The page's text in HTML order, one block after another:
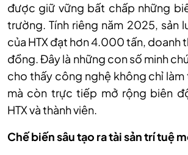
được giữ vững bất chấp những
trường. Tính riêng năm 2025, sản
của HTX đạt hơn 4.000 tấn, doanh
đồng. Đây là những con số minh
cho thấy công nghệ không chỉ làm
mà còn trực tiếp mở rộng biên
HTX và thành viên.
Chế biến sâu tạo ra tài sản trí tuệ